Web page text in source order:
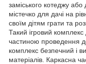
заміського котеджу
містечко для дачі на
своїм дітям грати та
Такий ігровий
частиною проведення
комплекс безпечний і
матеріалів. Каркасна